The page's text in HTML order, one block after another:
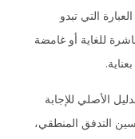
التي تبدو
للغاية أو غامضة
الأصلي للإجابة
التدفق المنطقي،